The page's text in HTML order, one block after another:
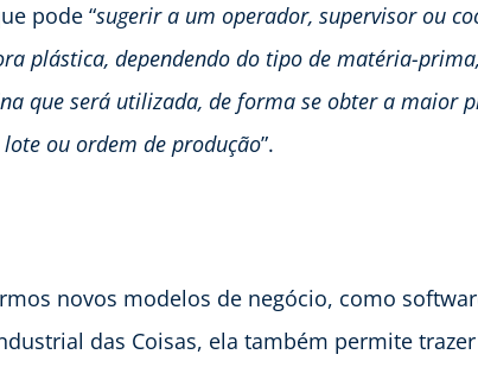
pode “sugerir a um operador, supervisor ou
plástica, dependendo do tipo de matéria-
que será utilizada, de forma se obter a maior
ou ordem de produção”.
novos modelos de negócio, como
das Coisas, ela também permite